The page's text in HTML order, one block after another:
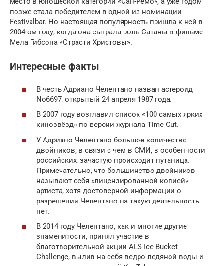
позже стала победителем в одной из номинации
Festivalbar. Но настоящая популярность пришла к ней в
2004-ом году, когда она сыграла роль Сатаны в фильме
Мела Гибсона «Страсти Христовы».
Интересные факты
В честь Адриано Челентано назван астероид
No6697, открытый 24 апреля 1987 года.
В 2007 году возглавил список «100 самых ярких
кинозвёзд» по версии журнала Time Out.
У Адриано Челентано большое количество
двойников, в связи с чем в СМИ, в особенности
российских, зачастую происходит путаница.
Примечательно, что большинство двойников
называют себя «лицензированной копией»
артиста, хотя достоверной информации о
разрешении Челентано на такую деятельность
нет.
В 2014 году Челентано, как и многие другие
знаменитости, принял участие в
благотворительной акции ALS Ice Bucket
Challenge, вылив на себя ведро ледяной воды и